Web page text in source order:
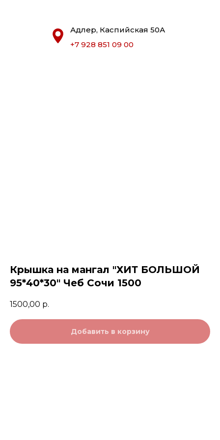
Адлер, Каспийская 50А
+7 928 851 09 00
Крышка на мангал "ХИТ БОЛЬШОЙ
95*40*30" Чеб Сочи 1500
1500,00 р.
Добавить в корзину